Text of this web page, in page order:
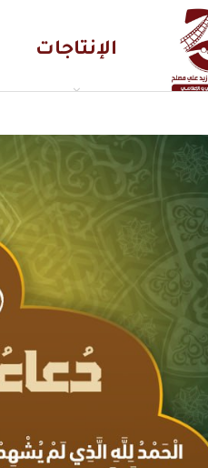
الإنتاجات